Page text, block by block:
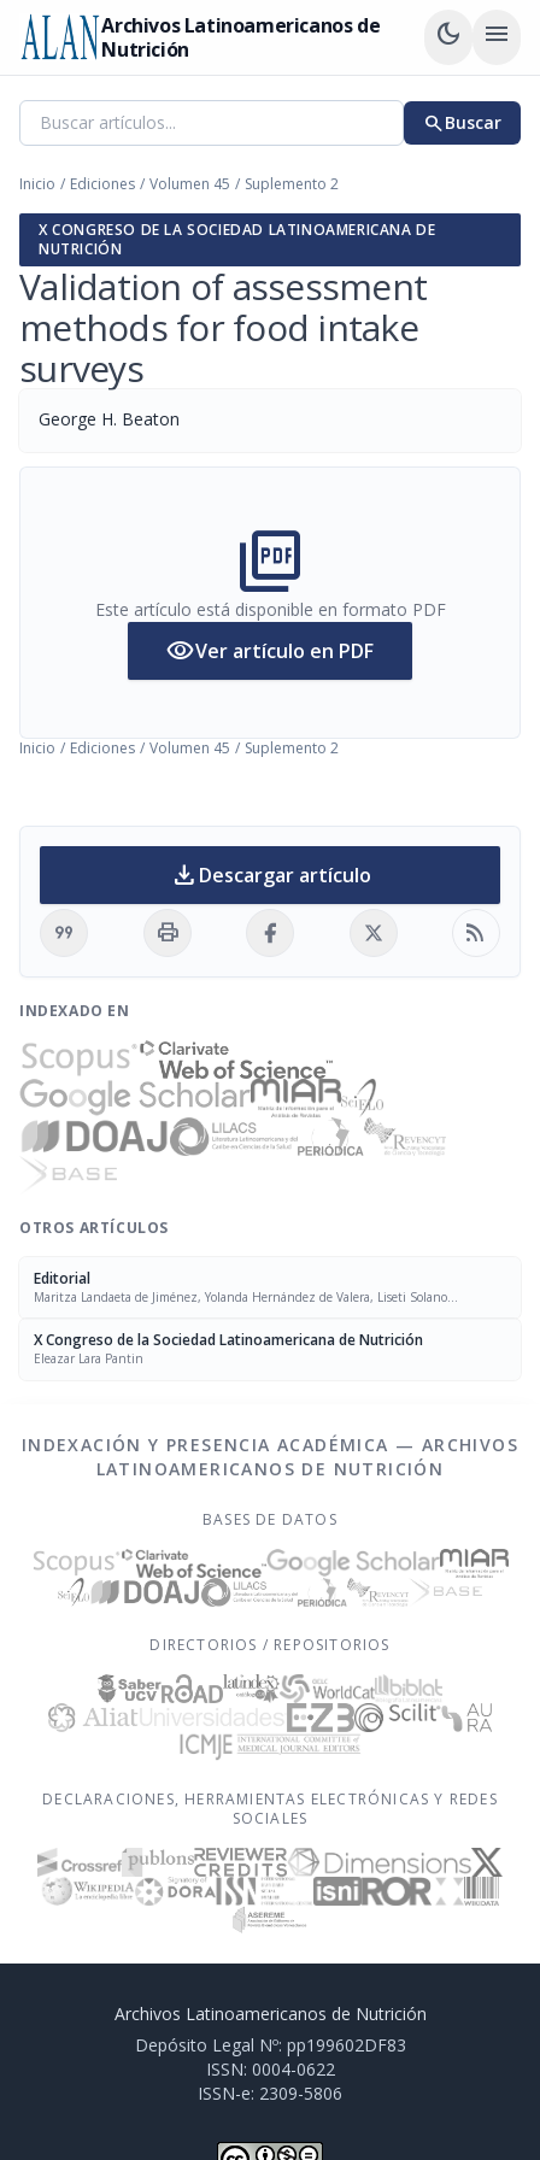
Archivos Latinoamericanos de
Nutrición
dark_mode menu
searchBuscar
Inicio / Ediciones / Volumen 45 / Suplemento 2
X CONGRESO DE LA SOCIEDAD LATINOAMERICANA DE
NUTRICIÓN
Validation of assessment
methods for food intake
surveys
George H. Beaton
picture_as_pdf
Este artículo está disponible en formato PDF
visibilityVer artículo en PDF
Inicio / Ediciones / Volumen 45 / Suplemento 2
download Descargar artículo
format_quote print rss_feed
INDEXADO EN
OTROS ARTÍCULOS
Editorial
Maritza Landaeta de Jiménez, Yolanda Hernández de Valera, Liseti Solano
X Congreso de la Sociedad Latinoamericana de Nutrición
Eleazar Lara Pantin
INDEXACIÓN Y PRESENCIA ACADÉMICA — ARCHIVOS
LATINOAMERICANOS DE NUTRICIÓN
BASES DE DATOS
DIRECTORIOS / REPOSITORIOS
DECLARACIONES, HERRAMIENTAS ELECTRÓNICAS Y REDES
SOCIALES
Archivos Latinoamericanos de Nutrición
Depósito Legal Nº: pp199602DF83
ISSN: 0004-0622
ISSN-e: 2309-5806